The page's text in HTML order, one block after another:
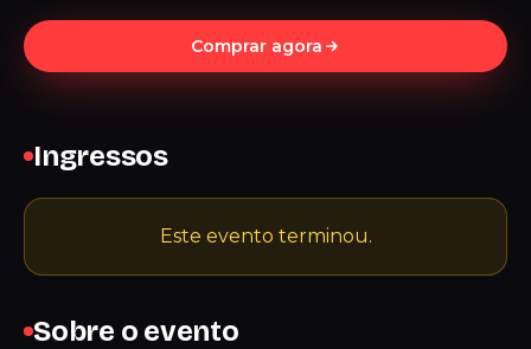
Comprar agora
Sobre o evento
Ingressos
Este evento terminou.